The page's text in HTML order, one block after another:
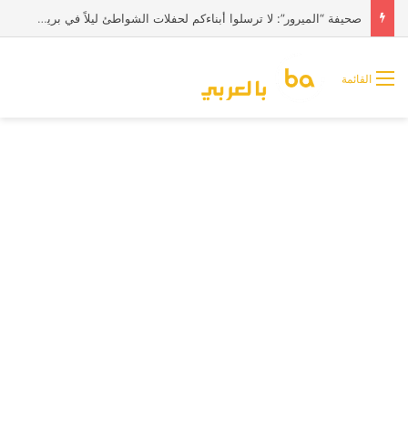
صحيفة “الميرور”: لا ترسلوا أبناءكم لحفلات الشواطئ ليلاً في بريطانيا
القائمة